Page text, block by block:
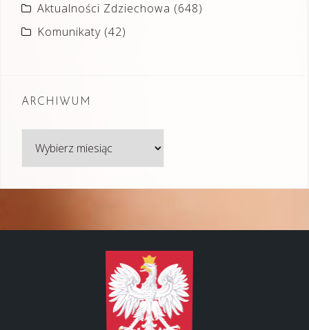
Aktualności Zdziechowa (648)
Komunikaty (42)
ARCHIWUM